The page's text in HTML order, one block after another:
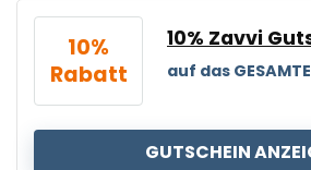
10%
Rabatt
10% Zavvi
auf das
GUTSCHEIN